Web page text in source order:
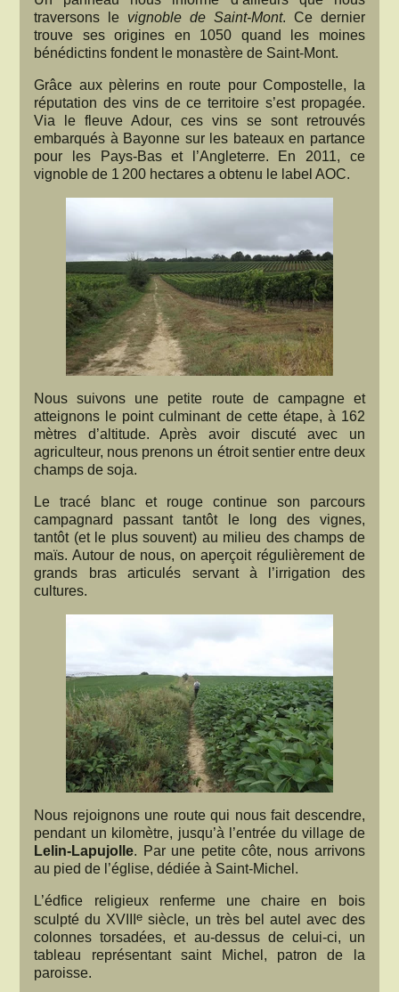
traversons le vignoble de Saint-Mont. Ce dernier
trouve ses origines en 1050 quand les moines
bénédictins fondent le monastère de Saint-Mont.
Grâce aux pèlerins en route pour Compostelle, la
réputation des vins de ce territoire s’est propagée.
Via le fleuve Adour, ces vins se sont retrouvés
embarqués à Bayonne sur les bateaux en partance
pour les Pays-Bas et l’Angleterre. En 2011, ce
vignoble de 1 200 hectares a obtenu le label AOC.
Nous suivons une petite route de campagne et
atteignons le point culminant de cette étape, à 162
mètres d’altitude. Après avoir discuté avec un
agriculteur, nous prenons un étroit sentier entre deux
champs de soja.
Le tracé blanc et rouge continue son parcours
campagnard passant tantôt le long des vignes,
tantôt (et le plus souvent) au milieu des champs de
maïs. Autour de nous, on aperçoit régulièrement de
grands bras articulés servant à l’irrigation des
cultures.
Nous rejoignons une route qui nous fait descendre,
pendant un kilomètre, jusqu’à l’entrée du village de
Lelin-Lapujolle. Par une petite côte, nous arrivons
au pied de l’église, dédiée à Saint-Michel.
L’édfice religieux renferme une chaire en bois
sculpté du XVIIIe siècle, un très bel autel avec des
colonnes torsadées, et au-dessus de celui-ci, un
tableau représentant saint Michel, patron de la
paroisse.